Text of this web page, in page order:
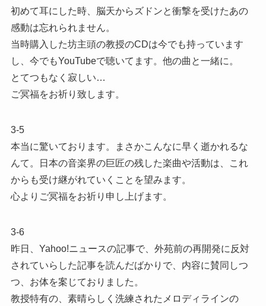
初めて耳にした時、脳天からズドンと衝撃を受けたあの
感動は忘れられません。
当時購入した坊主頭の教授のCDは今でも持っています
し、今でもYouTubeで聴いてます。他の曲と一緒に。
とてつもなく寂しい…
ご冥福をお祈り致します。
3-5
本当に驚いております。まさかこんなに早く逝かれるな
んて。日本の音楽界の巨匠の残した楽曲や活動は、これ
からも受け継がれていくことを望みます。
心よりご冥福をお祈り申し上げます。
3-6
昨日、Yahoo!ニュースの記事で、外苑前の再開発に反対
されていらした記事を読んだばかりで、内容に賛同しつ
つ、お体を案じておりました。
教授特有の、素晴らしく洗練されたメロディラインの